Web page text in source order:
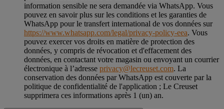
information sensible ne sera demandée via WhatsApp. Vous
pouvez en savoir plus sur les conditions et les garanties de
WhatsApp pour le transfert international de vos données sur
https://www.whatsapp.com/legal/privacy-policy-eea. Vous
pouvez exercer vos droits en matière de protection des
données, y compris de révocation et d'effacement des
données, en contactant votre magasin ou envoyant un courrier
électronique à l’adresse privacy@lecreuset.com. La
conservation des données par WhatsApp est couverte par la
politique de confidentialité de l'application ; Le Creuset
supprimera ces informations après 1 (un) an.